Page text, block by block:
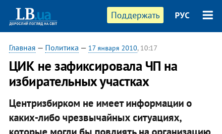
Поддержать РУС
Главная — Политика — 17 января 2010, 10:17
ЦИК не зафиксировала ЧП на
избирательных участках
Центризбирком не имеет информации о
каких-либо чрезвычайных ситуациях,